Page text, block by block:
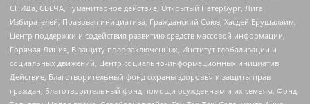
СПИДа, СВЕЧА, Гуманитарное действие, Открытый Петербург, Лига
Избирателей, Правовая инициатива, Гражданский Союз, Хасдей Ерушалаим,
Центр поддержки и содействия развитию средств массовой информации,
Горячая Линия, В защиту прав заключенных, Институт глобализации и
социальных движений, Центр социально-информационных инициатив
Действие, Благотворительный фонд охраны здоровья и защиты прав
граждан, Благотворительный фонд помощи осужденным и их семьям, Фонд